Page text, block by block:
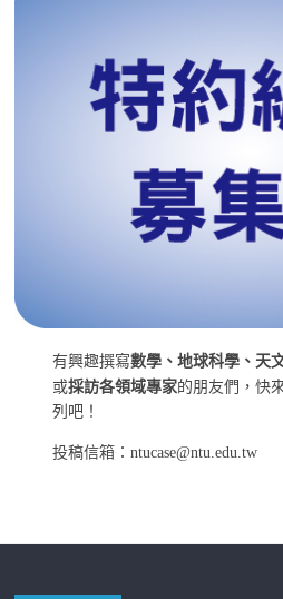
有興趣撰寫數學、地球科學、天
或採訪各領域專家的朋友們，快
列吧！
投稿信箱：ntucase@ntu.edu.tw